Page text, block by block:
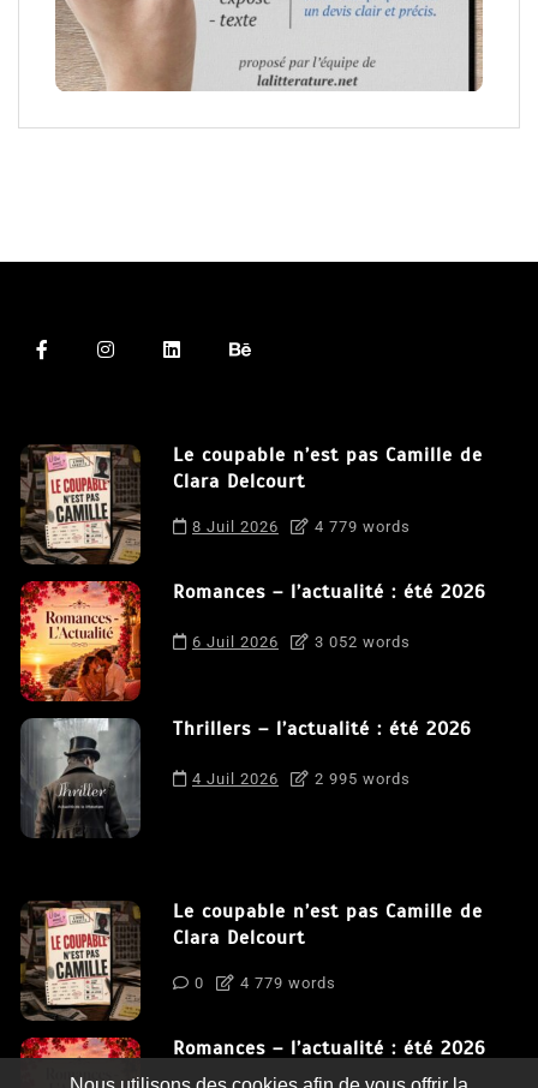
Le coupable n’est pas Camille de
Clara Delcourt
8 Juil 2026 4 779 words
Romances – l’actualité : été 2026
6 Juil 2026 3 052 words
Thrillers – l’actualité : été 2026
4 Juil 2026 2 995 words
Le coupable n’est pas Camille de
Clara Delcourt
0 4 779 words
Romances – l’actualité : été 2026